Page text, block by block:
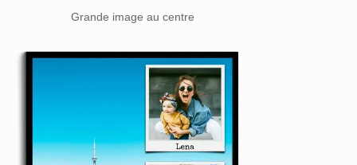
Grande image au centre